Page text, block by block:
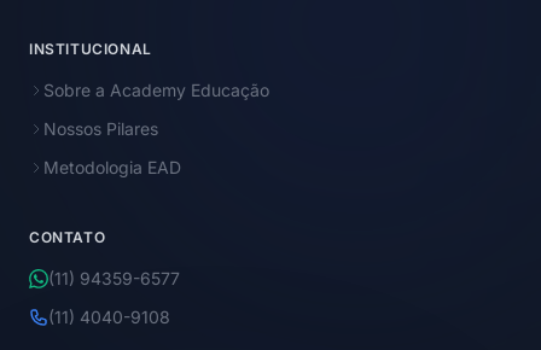
INSTITUCIONAL
Sobre a Academy Educação
Nossos Pilares
Metodologia EAD
CONTATO
(11) 94359-6577
(11) 4040-9108